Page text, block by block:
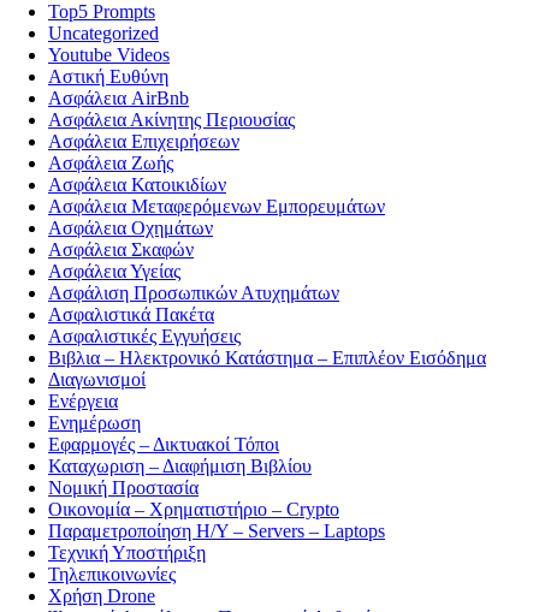
Top5 Prompts
Uncategorized
Youtube Videos
Αστική Ευθύνη
Ασφάλεια AirBnb
Ασφάλεια Ακίνητης Περιουσίας
Ασφάλεια Επιχειρήσεων
Ασφάλεια Ζωής
Ασφάλεια Κατοικιδίων
Ασφάλεια Μεταφερόμενων Εμπορευμάτων
Ασφάλεια Οχημάτων
Ασφάλεια Σκαφών
Ασφάλεια Υγείας
Ασφάλιση Προσωπικών Ατυχημάτων
Ασφαλιστικά Πακέτα
Ασφαλιστικές Εγγυήσεις
Βιβλια – Ηλεκτρονικό Κατάστημα – Επιπλέον Εισόδημα
Διαγωνισμοί
Ενέργεια
Ενημέρωση
Εφαρμογές – Δικτυακοί Τόποι
Καταχωριση – Διαφήμιση Βιβλίου
Νομική Προστασία
Οικονομία – Χρηματιστήριο – Crypto
Παραμετροποίηση Η/Υ – Servers – Laptops
Τεχνική Υποστήριξη
Τηλεπικοινωνίες
Χρήση Drone